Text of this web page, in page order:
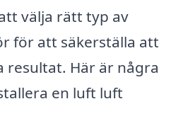
välja rätt typ av
för att säkerställa att
resultat. Här är några
en luft luft